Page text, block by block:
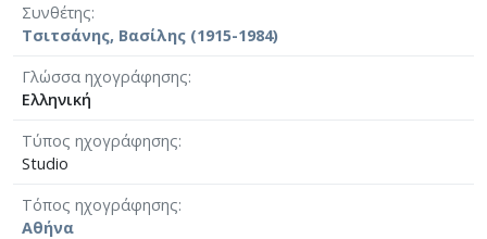
Συνθέτης
Τσιτσάνης, Βασίλης (1915-1984)
Γλώσσα ηχογράφησης
Ελληνική
Τύπος ηχογράφησης
Studio
Τόπος ηχογράφησης
Αθήνα